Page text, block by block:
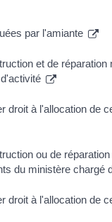
par l'amiante
et de
droit à l'allocation de
ou de
du ministère chargé
droit à l'allocation de